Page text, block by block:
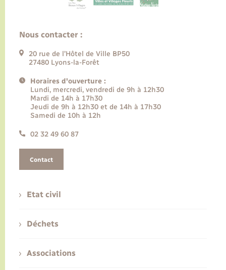
Nous contacter :
20 rue de l’Hôtel de Ville BP50
27480 Lyons-la-Forêt
Horaires d'ouverture :
Lundi, mercredi, vendredi de 9h à 12h30
Mardi de 14h à 17h30
Jeudi de 9h à 12h30 et de 14h à 17h30
Samedi de 10h à 12h
02 32 49 60 87
Contact
Etat civil
Déchets
Associations